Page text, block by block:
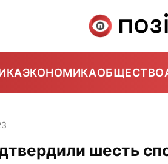
ЭКОНОМИКАОБЩЕСТВО
шесть